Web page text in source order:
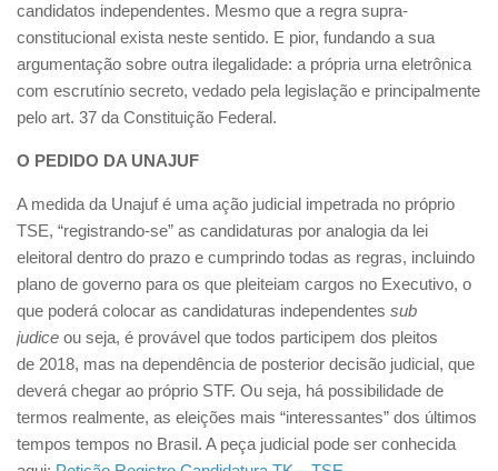
candidatos independentes. Mesmo que a regra supra-
constitucional exista neste sentido. E pior, fundando a sua
argumentação sobre outra ilegalidade: a própria urna eletrônica
com escrutínio secreto, vedado pela legislação e principalmente
pelo art. 37 da Constituição Federal.
O PEDIDO DA UNAJUF
A medida da Unajuf é uma ação judicial impetrada no próprio
TSE, “registrando-se” as candidaturas por analogia da lei
eleitoral dentro do prazo e cumprindo todas as regras, incluindo
plano de governo para os que pleiteiam cargos no Executivo, o
que poderá colocar as candidaturas independentes sub
judice ou seja, é provável que todos participem dos pleitos
de 2018, mas na dependência de posterior decisão judicial, que
deverá chegar ao próprio STF. Ou seja, há possibilidade de
termos realmente, as eleições mais “interessantes” dos últimos
tempos tempos no Brasil. A peça judicial pode ser conhecida